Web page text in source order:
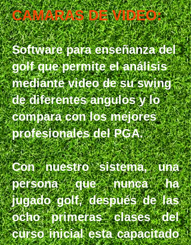
CAMARAS DE VIDEO:
Software para enseñanza del
golf que permite el análisis
mediante video de su swing
de diferentes angulos y lo
compara con los mejores
profesionales del PGA.
Con nuestro sistema, una
persona que nunca ha
jugado golf, después de las
ocho primeras clases del
curso inicial esta capacitado